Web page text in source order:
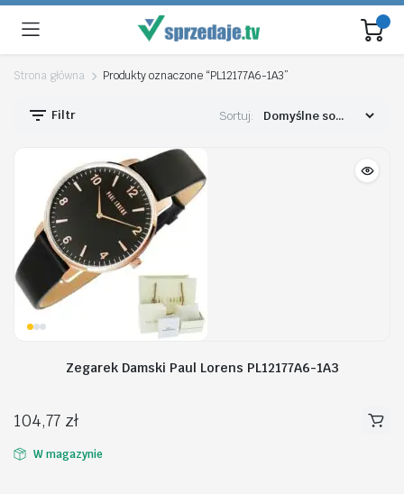
Strona główna Produkty oznaczone “PL12177A6-1A3”
Filtr Sortuj:
Zegarek Damski Paul Lorens PL12177A6-1A3
104,77 zł
W magazynie